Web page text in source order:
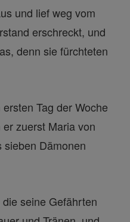
und lief weg vom
erschreckt, und
denn sie fürchteten
Tag der Woche
zuerst Maria von
sieben Dämonen
seine Gefährten